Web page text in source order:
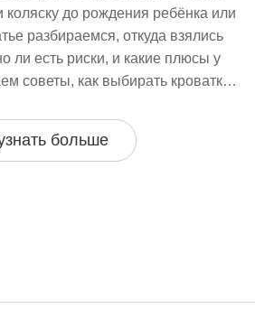
коляску до рождения ребёнка или
разбираемся, откуда взялись
ли есть риски, и какие плюсы у
советы, как выбирать кроватку и
которые упростят жизнь
Только конкретика — без
больше